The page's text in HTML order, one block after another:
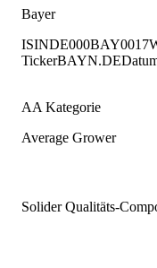
Bayer
ISINDE000BAY0017
TickerBAYN.DE
AA Kategorie
Average Grower
Solider Qualitäts-